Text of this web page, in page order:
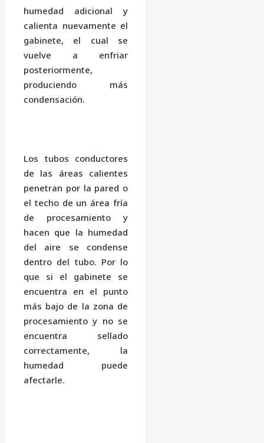
humedad adicional y
calienta nuevamente el
gabinete, el cual se
vuelve a enfriar
posteriormente,
produciendo más
condensación.
Los tubos conductores
de las áreas calientes
penetran por la pared o
el techo de un área fría
de procesamiento y
hacen que la humedad
del aire se condense
dentro del tubo. Por lo
que si el gabinete se
encuentra en el punto
más bajo de la zona de
procesamiento y no se
encuentra sellado
correctamente, la
humedad puede
afectarle.